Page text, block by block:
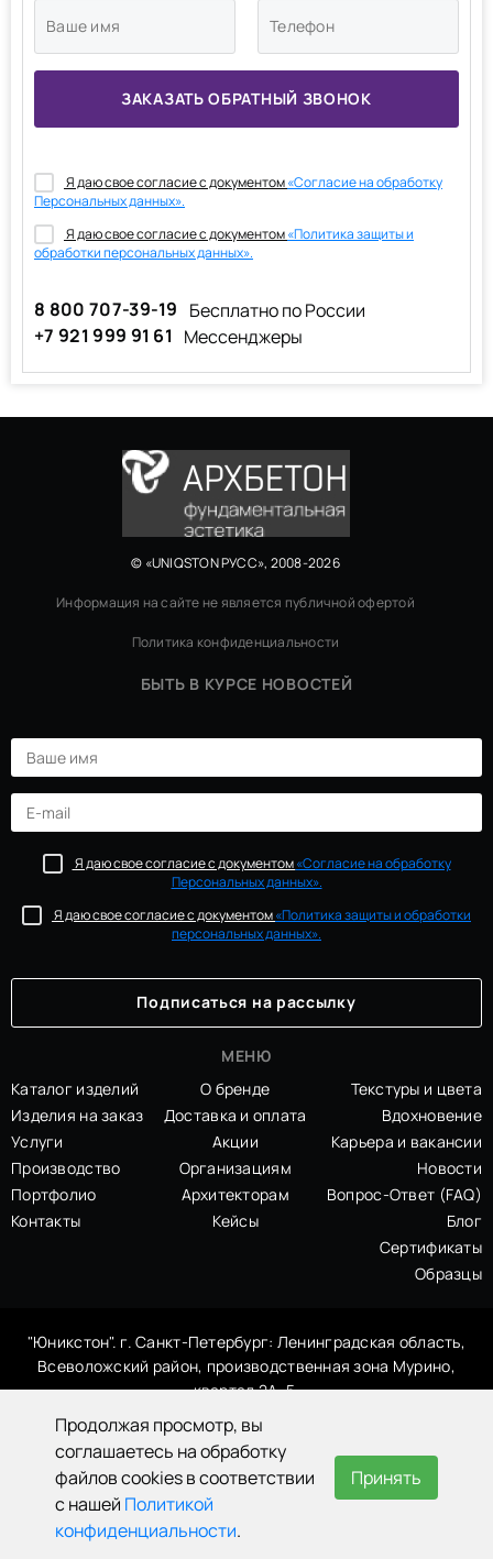
Я даю свое согласие с документом«Согласие на обработку
Персональных данных».
Я даю свое согласие с документом«Политика защиты и
обработки персональных данных».
8 800 707-39-19 Бесплатно по России
+7 921 999 91 61 Мессенджеры
© «UNIQSTON РУСС», 2008-2026
Информация на сайте не является публичной офертой
Политика конфиденциальности
МЕНЮ
Каталог изделий
Изделия на заказ
Услуги
Производство
Портфолио
Контакты
О бренде
Доставка и оплата
Акции
Организациям
Архитекторам
Кейсы
Текстуры и цвета
Вдохновение
Карьера и вакансии
Новости
Вопрос-Ответ (FAQ)
Блог
Сертификаты
Образцы
БЫТЬ В КУРСЕ НОВОСТЕЙ
Я даю свое согласие с документом«Согласие на обработку
Персональных данных».
Я даю свое согласие с документом«Политика защиты и обработки
персональных данных».
"Юникстон". г. Санкт-Петербург: Ленинградская область,
Всеволожский район, производственная зона Мурино,
квартал 2А, 5.
8 800 707-39-19
Бесплатно по России
hello@uniqston.ru
Заказать расчет
Продолжая просмотр, вы
соглашаетесь на обработку
файлов cookies в соответствии
с нашей Политикой
конфиденциальности.
Принять